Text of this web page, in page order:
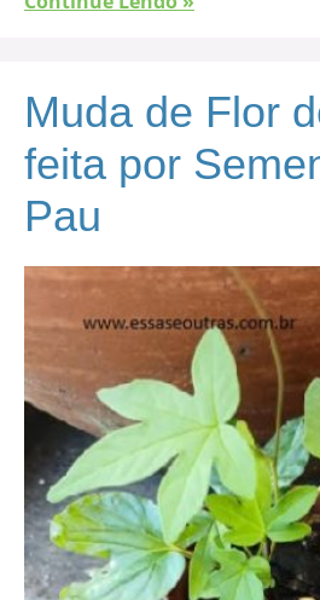
Muda de Flor
feita por
Pau